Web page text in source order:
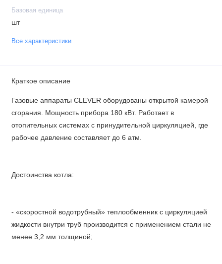
Базовая единица
шт
Все характеристики
Краткое описание
Газовые аппараты CLEVER оборудованы открытой камерой
сгорания. Мощность прибора 180 кВт. Работает в
отопительных системах с принудительной циркуляцией, где
рабочее давление составляет до 6 атм.
Достоинства котла:
- «скоростной водотрубный» теплообменник с циркуляцией
жидкости внутри труб производится с применением стали не
менее 3,2 мм толщиной;